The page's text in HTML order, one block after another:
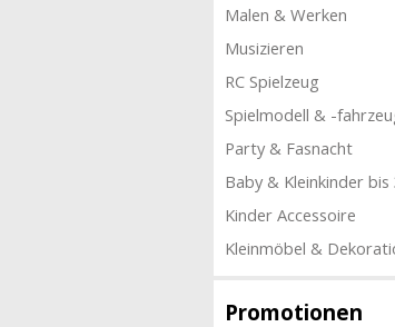
Malen & Werken
Musizieren
RC Spielzeug
Spielmodell & -
Party & Fasnacht
Baby & Kleinkinder bis
Kinder Accessoire
Kleinmöbel &
Promotionen